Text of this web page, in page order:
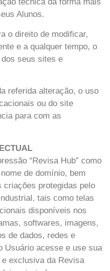
técnica da forma mais
Alunos.
o direito de modificar,
e a qualquer tempo, o
seus sites e
referida alteração, o uso
ou do site
para com as
“Revisa Hub” como
de domínio, bem
criações protegidas pelo
tais como telas
disponíveis nos
softwares, imagens,
de dados, redes e
Usuário acesse e use sua
exclusiva da Revisa